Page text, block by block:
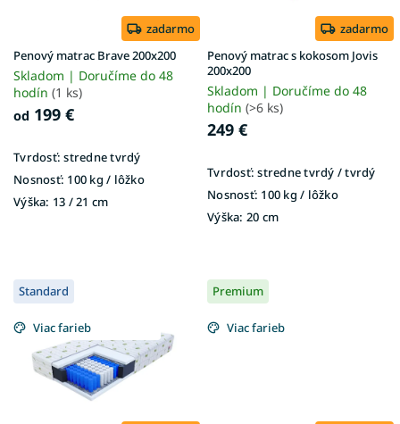
u
k
t
o
zadarmo
Penový matrac Brave 200x200
Skladom | Doručíme do 48
hodín (1 ks)
od 199 €
Tvrdosť: stredne tvrdý
Nosnosť: 100 kg / lôžko
Výška: 13 / 21 cm
zadarmo
Penový matrac s kokosom Jovis
200x200
Skladom | Doručíme do 48
hodín (>6 ks)
249 €
Tvrdosť: stredne tvrdý / tvrdý
Nosnosť: 100 kg / lôžko
Výška: 20 cm
Standard
Viac farieb
Premium
Viac farieb